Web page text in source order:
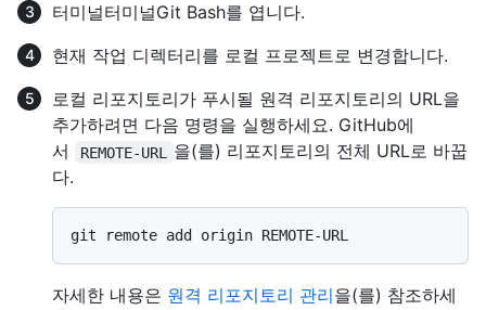
터미널터미널Git Bash를 엽니다.
현재 작업 디렉터리를 로컬 프로젝트로 변경합니다.
로컬 리포지토리가 푸시될 원격 리포지토리의 URL을
추가하려면 다음 명령을 실행하세요. GitHub에
서
REMOTE-URL
을(를) 리포지토리의 전체 URL로 바꿉
다.
자세한 내용은 원격 리포지토리 관리을(를) 참조하세